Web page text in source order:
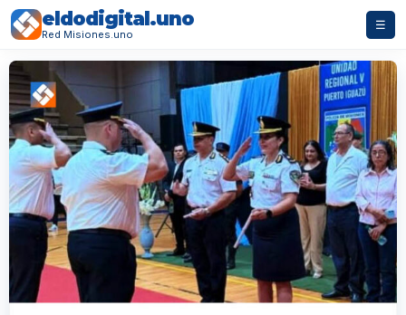
eldodigital.uno
Red Misiones.uno
☰